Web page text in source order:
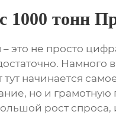
1000 тонн
– это не просто
Намного
тут начинается
но и
рост